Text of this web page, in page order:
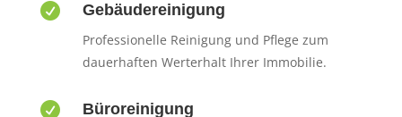
 Gebäudereinigung
Professionelle Reinigung und Pflege zum
dauerhaften Werterhalt Ihrer Immobilie.
 Büroreinigung